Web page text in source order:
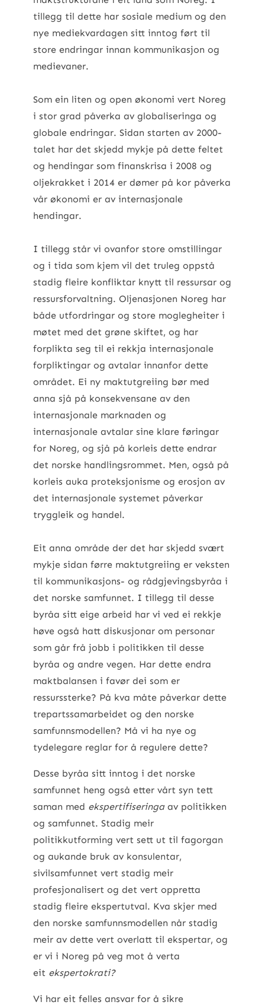
tillegg til dette har sosiale medium og den
nye mediekvardagen sitt inntog ført til
store endringar innan kommunikasjon og
medievaner.
Som ein liten og open økonomi vert Noreg
i stor grad påverka av globaliseringa og
globale endringar. Sidan starten av 2000-
talet har det skjedd mykje på dette feltet
og hendingar som finanskrisa i 2008 og
oljekrakket i 2014 er dømer på kor påverka
vår økonomi er av internasjonale
hendingar.
I tillegg står vi ovanfor store omstillingar
og i tida som kjem vil det truleg oppstå
stadig fleire konfliktar knytt til ressursar og
ressursforvaltning. Oljenasjonen Noreg har
både utfordringar og store moglegheiter i
møtet med det grøne skiftet, og har
forplikta seg til ei rekkja internasjonale
forpliktingar og avtalar innanfor dette
området. Ei ny maktutgreiing bør med
anna sjå på konsekvensane av den
internasjonale marknaden og
internasjonale avtalar sine klare føringar
for Noreg, og sjå på korleis dette endrar
det norske handlingsrommet. Men, også på
korleis auka proteksjonisme og erosjon av
det internasjonale systemet påverkar
tryggleik og handel.
Eit anna område der det har skjedd svært
mykje sidan førre maktutgreiing er veksten
til kommunikasjons- og rådgjevingsbyråa i
det norske samfunnet. I tillegg til desse
byråa sitt eige arbeid har vi ved ei rekkje
høve også hatt diskusjonar om personar
som går frå jobb i politikken til desse
byråa og andre vegen. Har dette endra
maktbalansen i favør dei som er
ressurssterke? På kva måte påverkar dette
trepartssamarbeidet og den norske
samfunnsmodellen? Må vi ha nye og
tydelegare reglar for å regulere dette?
Desse byråa sitt inntog i det norske
samfunnet heng også etter vårt syn tett
saman med ekspertifiseringaav politikken
og samfunnet. Stadig meir
politikkutforming vert sett ut til fagorgan
og aukande bruk av konsulentar,
sivilsamfunnet vert stadig meir
profesjonalisert og det vert oppretta
stadig fleire ekspertutval. Kva skjer med
den norske samfunnsmodellen når stadig
meir av dette vert overlatt til ekspertar, og
er vi i Noreg på veg mot å verta
eit ekspertokrati?
Vi har eit felles ansvar for å sikre